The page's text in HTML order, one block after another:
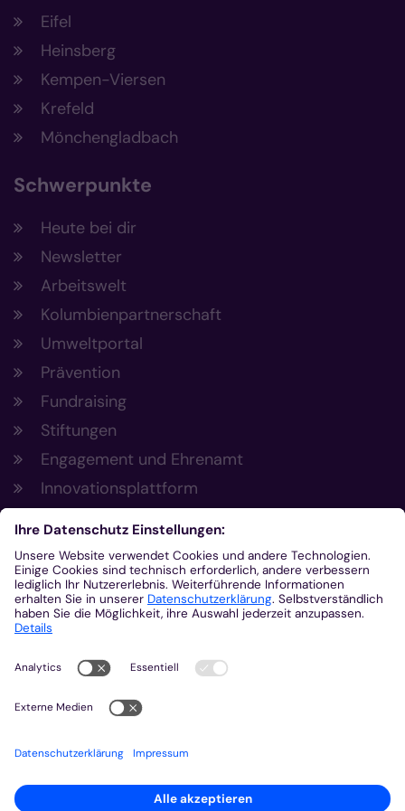
Eifel
Heinsberg
Kempen-Viersen
Krefeld
Mönchengladbach
Schwerpunkte
Heute bei dir
Newsletter
Arbeitswelt
Kolumbienpartnerschaft
Umweltportal
Prävention
Fundraising
Stiftungen
Engagement und Ehrenamt
Innovationsplattform
Aus der Plattform
Nachrichten
Veranstaltungen
Gottesdienste
Stellenangebote
Kirchenzeitung
Amtsblatt (Kirchlicher Anzeiger)
Rechtsdatenbank
Meldestelle gemäß Hinweisgeberschutzgesetz